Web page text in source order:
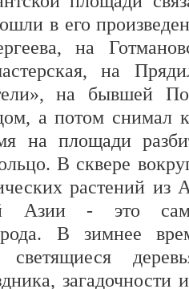
в его
на
на
на бывшей
а потом снимал
на площади
В сквере
растений
Азии - это
В зимнее
светящиеся
загадочности